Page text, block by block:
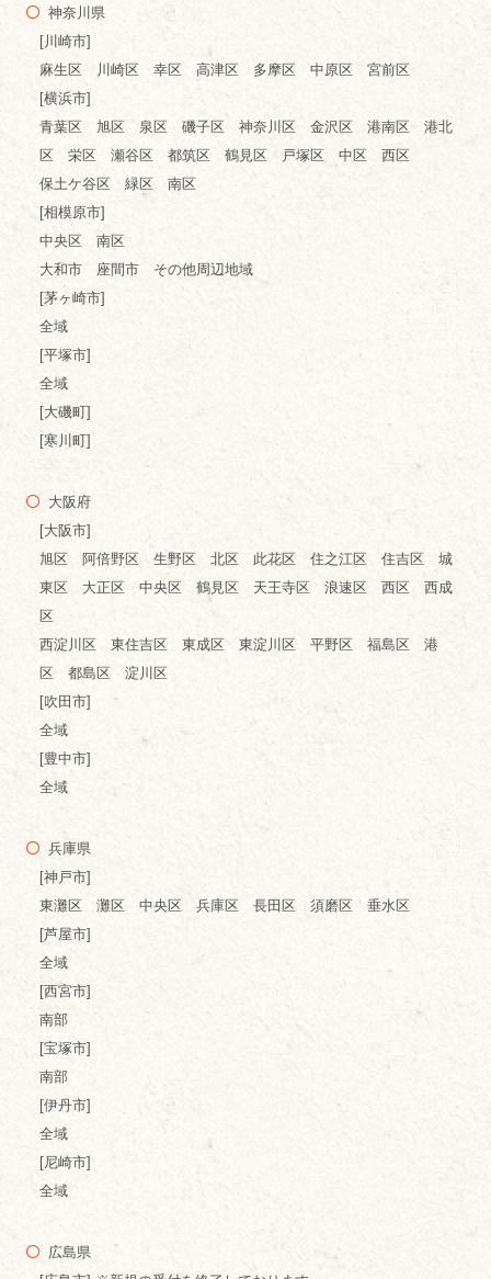
神奈川県
[川崎市]
麻生区 川崎区 幸区 高津区 多摩区 中原区 宮前区
[横浜市]
青葉区 旭区 泉区 磯子区 神奈川区 金沢区 港南区 港北
区 栄区 瀬谷区 都筑区 鶴見区 戸塚区 中区 西区
保土ケ谷区 緑区 南区
[相模原市]
中央区 南区
大和市 座間市 その他周辺地域
[茅ヶ崎市]
全域
[平塚市]
全域
[大磯町]
[寒川町]
大阪府
[大阪市]
旭区 阿倍野区 生野区 北区 此花区 住之江区 住吉区 城
東区 大正区 中央区 鶴見区 天王寺区 浪速区 西区 西成
区
西淀川区 東住吉区 東成区 東淀川区 平野区 福島区 港
区 都島区 淀川区
[吹田市]
全域
[豊中市]
全域
兵庫県
[神戸市]
東灘区 灘区 中央区 兵庫区 長田区 須磨区 垂水区
[芦屋市]
全域
[西宮市]
南部
[宝塚市]
南部
[伊丹市]
全域
[尼崎市]
全域
広島県